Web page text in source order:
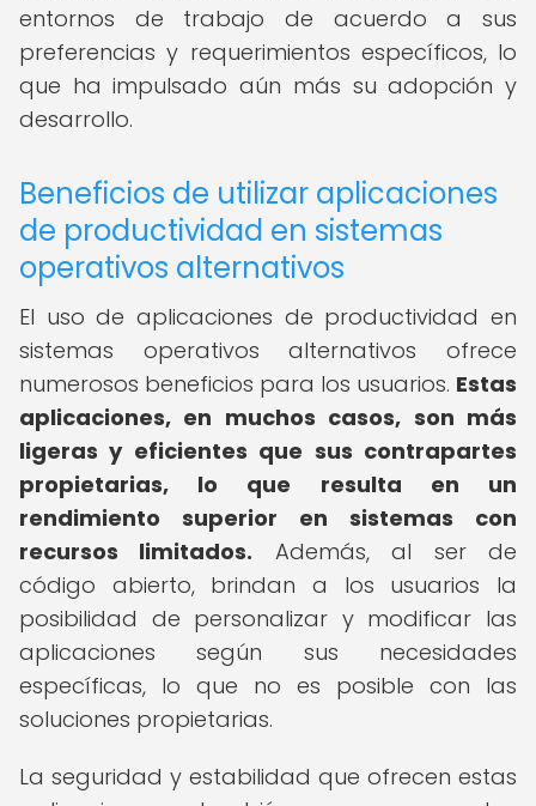
entornos de trabajo de acuerdo a sus
preferencias y requerimientos específicos, lo
que ha impulsado aún más su adopción y
desarrollo.
Beneficios de utilizar aplicaciones
de productividad en sistemas
operativos alternativos
El uso de aplicaciones de productividad en
sistemas operativos alternativos ofrece
numerosos beneficios para los usuarios. Estas
aplicaciones, en muchos casos, son más
ligeras y eficientes que sus contrapartes
propietarias, lo que resulta en un
rendimiento superior en sistemas con
recursos limitados. Además, al ser de
código abierto, brindan a los usuarios la
posibilidad de personalizar y modificar las
aplicaciones según sus necesidades
específicas, lo que no es posible con las
soluciones propietarias.
La seguridad y estabilidad que ofrecen estas